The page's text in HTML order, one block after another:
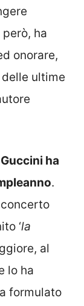
ha
onorare,
ultime
ha
.
‘la
al
lo ha
formulato